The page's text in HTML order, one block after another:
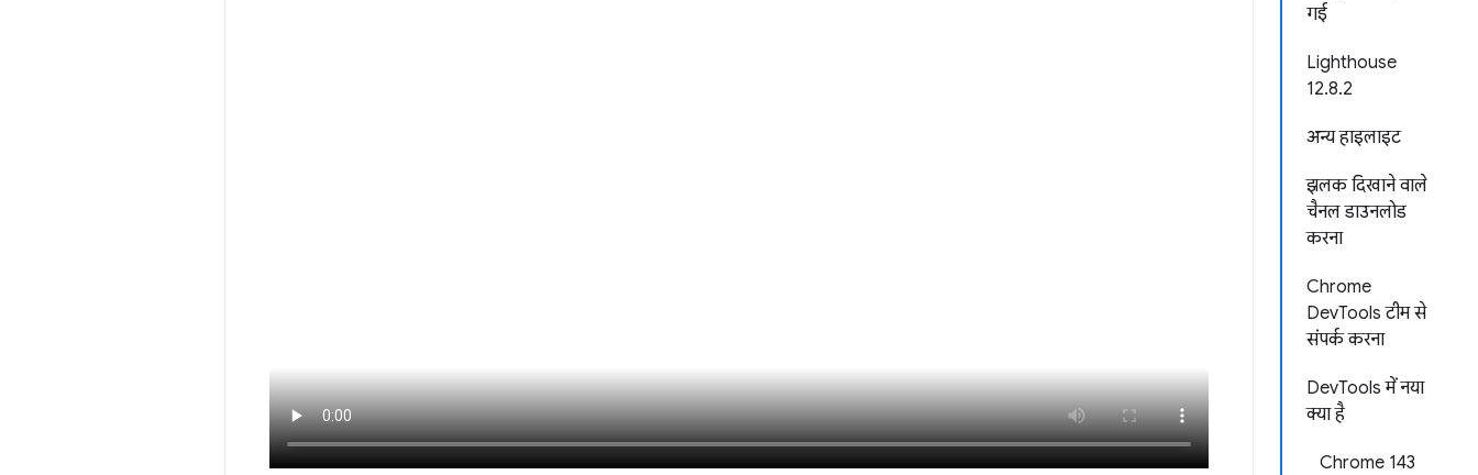
गई
Lighthouse
12.8.2
अन्य हाइलाइट
झलक दिखाने वाले
चैनल डाउनलोड
करना
Chrome
DevTools टीम से
संपर्क करना
DevTools में नया
क्या है
Chrome 143